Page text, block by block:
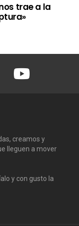
trae a la
Youtube
creamos y
lleguen a mover
y con gusto la